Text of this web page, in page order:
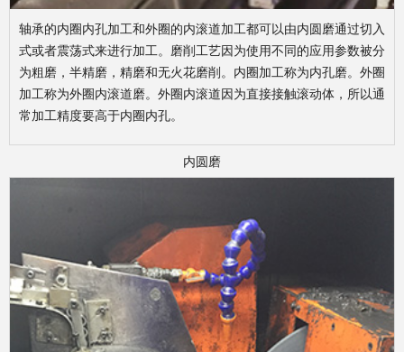
轴承的内圈内孔加工和外圈的内滚道加工都可以由内圆磨通过切入
式或者震荡式来进行加工。磨削工艺因为使用不同的应用参数被分
为粗磨，半精磨，精磨和无火花磨削。内圈加工称为内孔磨。外圈
加工称为外圈内滚道磨。外圈内滚道因为直接接触滚动体，所以通
常加工精度要高于内圈内孔。
内圆磨